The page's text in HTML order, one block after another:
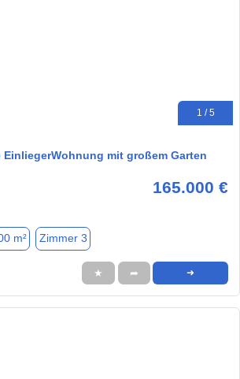
1 / 5
EinliegerWohnung mit großem Garten
165.000 €
m² Zimmer 3
★ ➦ ➜